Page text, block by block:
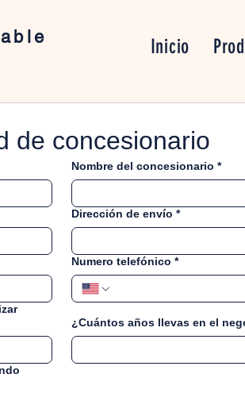
Inicio
de concesionario
Nombre del concesionario *
Dirección de envío *
Numero telefónico *
¿Cuántos años llevas en el